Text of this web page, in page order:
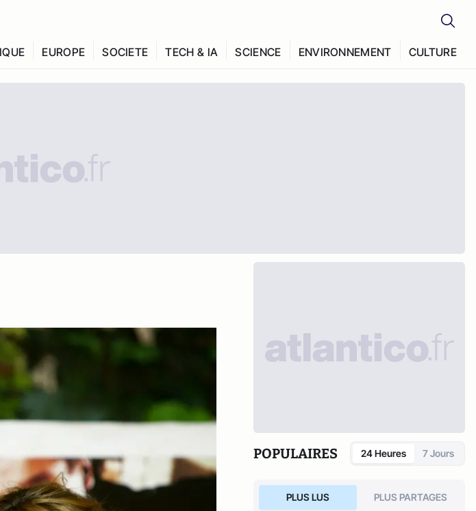
EUROPE SOCIETE TECH & IA SCIENCE ENVIRONNEMENT CULTURE
POPULAIRES 24 Heures 7 Jours
PLUS LUS PLUS PARTAGES